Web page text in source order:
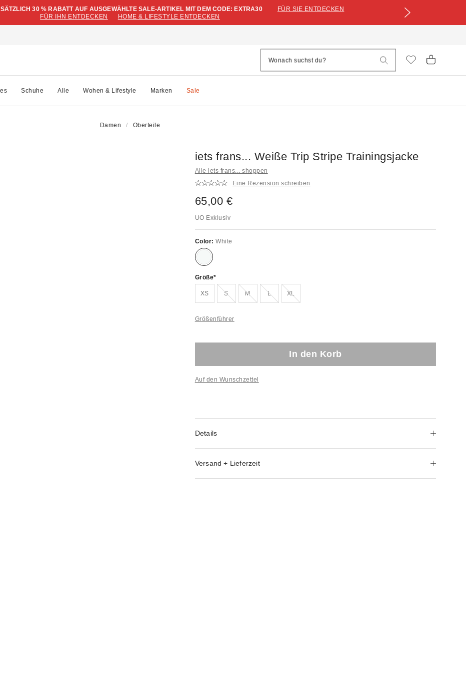
30 % RABATT AUF AUSGEWÄHLTE SALE-ARTIKEL MIT DEM CODE: EXTRA30
FÜR SIE ENTDECKEN
FÜR IHN ENTDECKEN
HOME & LIFESTYLE ENTDECKEN
Schuhe Alle Wohen & Lifestyle Marken Sale
Damen Oberteile
iets frans... Weiße Trip Stripe Trainingsjacke
Alle iets frans... shoppen
Eine Rezension schreiben
65,00 €
UO Exklusiv
Color:White
Größe
XS SAusverkauft!
MAusverkauft!
LAusverkauft!
XLAusverkauft!
Größenführer
In den Korb
Auf den Wunschzettel
Details
Versand + Lieferzeit